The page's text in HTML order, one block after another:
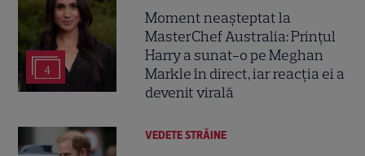
4
Moment neașteptat la
MasterChef Australia: Prințul
Harry a sunat-o pe Meghan
Markle în direct, iar reacția ei a
devenit virală
VEDETE STRĂINE